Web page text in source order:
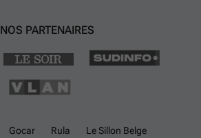
NOS PARTENAIRES
Gocar Rula
Le Sillon Belge